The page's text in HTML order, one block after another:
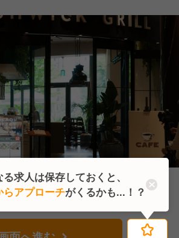
2人がこの求人を検討中
求人は保存しておくと、
らアプローチがくるかも...！？